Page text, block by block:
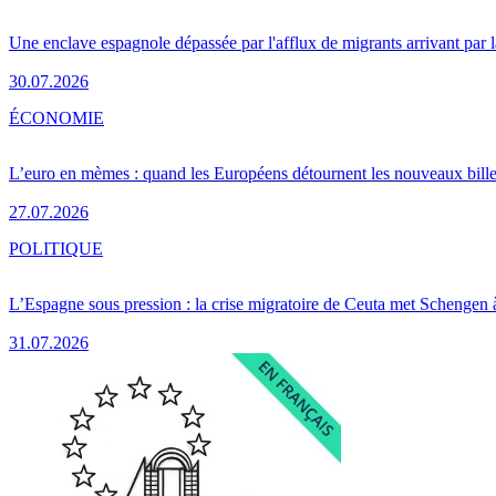
Une enclave espagnole dépassée par l'afflux de migrants arrivant par
30.07.2026
L’euro en mèmes : quand les Européens détournent les nouveaux
27.07.2026
ÉCONOMIE
L’Espagne sous pression : la crise migratoire de Ceuta met Schengen
31.07.2026
POLITIQUE